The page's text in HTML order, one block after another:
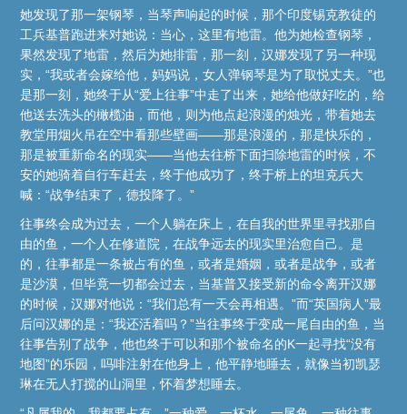
她发现了那一架钢琴，当琴声响起的时候，那个印度锡克教徒的
工兵基普跑进来对她说：当心，这里有地雷。他为她检查钢琴，
果然发现了地雷，然后为她排雷，那一刻，汉娜发现了另一种现
实，“我或者会嫁给他，妈妈说，女人弹钢琴是为了取悦丈夫。”也
是那一刻，她终于从“爱上往事”中走了出来，她给他做好吃的，给
他送去洗头的橄榄油，而他，则为他点起浪漫的烛光，带着她去
教堂用烟火吊在空中看那些壁画——那是浪漫的，那是快乐的，
那是被重新命名的现实——当他去往桥下面扫除地雷的时候，不
安的她骑着自行车赶去，终于他成功了，终于桥上的坦克兵大
喊：“战争结束了，德投降了。”
往事终会成为过去，一个人躺在床上，在自我的世界里寻找那自
由的鱼，一个人在修道院，在战争远去的现实里治愈自己。是
的，往事都是一条被占有的鱼，或者是婚姻，或者是战争，或者
是沙漠，但毕竟一切都会过去，当基普又接受新的命令离开汉娜
的时候，汉娜对他说：“我们总有一天会再相遇。”而“英国病人”最
后问汉娜的是：“我还活着吗？”当往事终于变成一尾自由的鱼，当
往事告别了战争，他也终于可以和那个被命名的K一起寻找“没有
地图”的乐园，吗啡注射在他身上，他平静地睡去，就像当初凯瑟
琳在无人打搅的山洞里，怀着梦想睡去。